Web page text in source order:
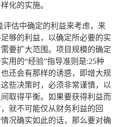
化的实施。
估中确定的利益来考虑，来
够的利益，以确定所必要的实
要扩大范围。项目规模的确定
用的“经验”指导准则是:25种
还会有那样的诱惑，即增大规
些决策时，必须非常谨慎，以
取得平衡。如果要获得利益而
就不可能仅从财务利益的回
况确实如此的话，那么要对确